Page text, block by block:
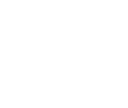
metale szlachetne i